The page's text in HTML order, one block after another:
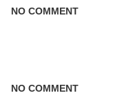
NO COMMENT
NO COMMENT